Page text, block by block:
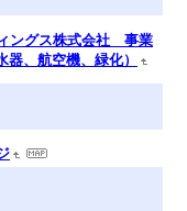
ングス株式会社 事業
器、航空機、緑化）